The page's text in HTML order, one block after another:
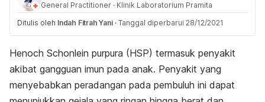
General Practitioner · Klinik Laboratorium Pramita
Ditulis oleh Indah Fitrah Yani · Tanggal diperbarui 28/12/2021
Henoch Schonlein purpura (HSP) termasuk penyakit
akibat gangguan imun pada anak. Penyakit yang
menyebabkan peradangan pada pembuluh ini dapat